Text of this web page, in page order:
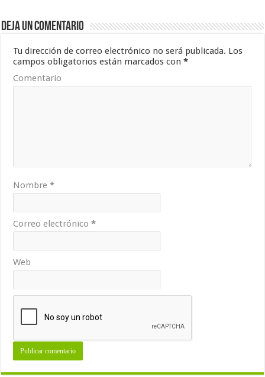
Deja un comentario
Tu dirección de correo electrónico no será publicada. Los
campos obligatorios están marcados con*
Comentario
Nombre*
Correo electrónico*
Web